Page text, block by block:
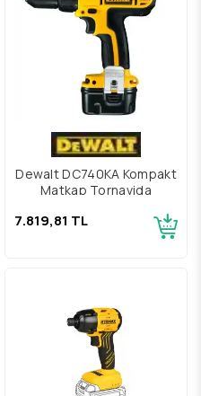
Dewalt DC740KA Kompakt
Matkap Tornavida
7.819,81 TL